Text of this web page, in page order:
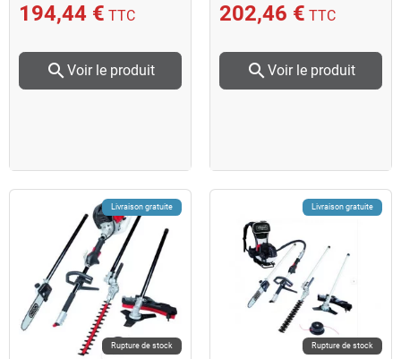
194,44 € TTC
search Voir le produit
202,46 € TTC
search Voir le produit
Livraison gratuite
Rupture de stock
Livraison gratuite
Rupture de stock